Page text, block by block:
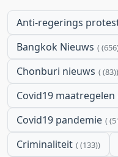
Anti-regerings
Bangkok Nieuws
Chonburi nieuws (83)
Covid19 maatregelen
Covid19 pandemie
Criminaliteit (133)